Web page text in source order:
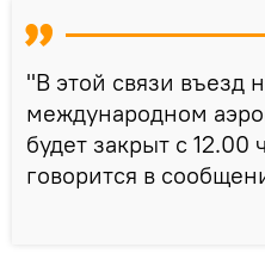
"В этой связи въезд
международном
будет закрыт с 12.00
говорится в